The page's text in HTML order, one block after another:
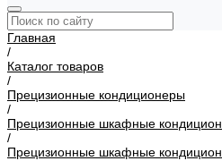
Главная
/
Каталог товаров
/
Прецизионные кондиционеры
/
Прецизионные шкафные
/
Прецизионные шкафные